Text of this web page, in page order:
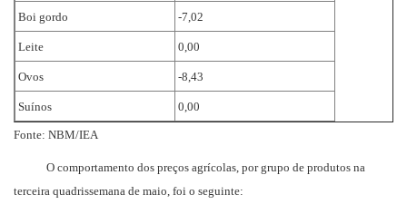
Boi gordo -7,02
Leite 0,00
Ovos -8,43
Suínos 0,00
Fonte: NBM/IEA
O comportamento dos preços agrícolas, por grupo de produtos na
terceira quadrissemana de maio, foi o seguinte: